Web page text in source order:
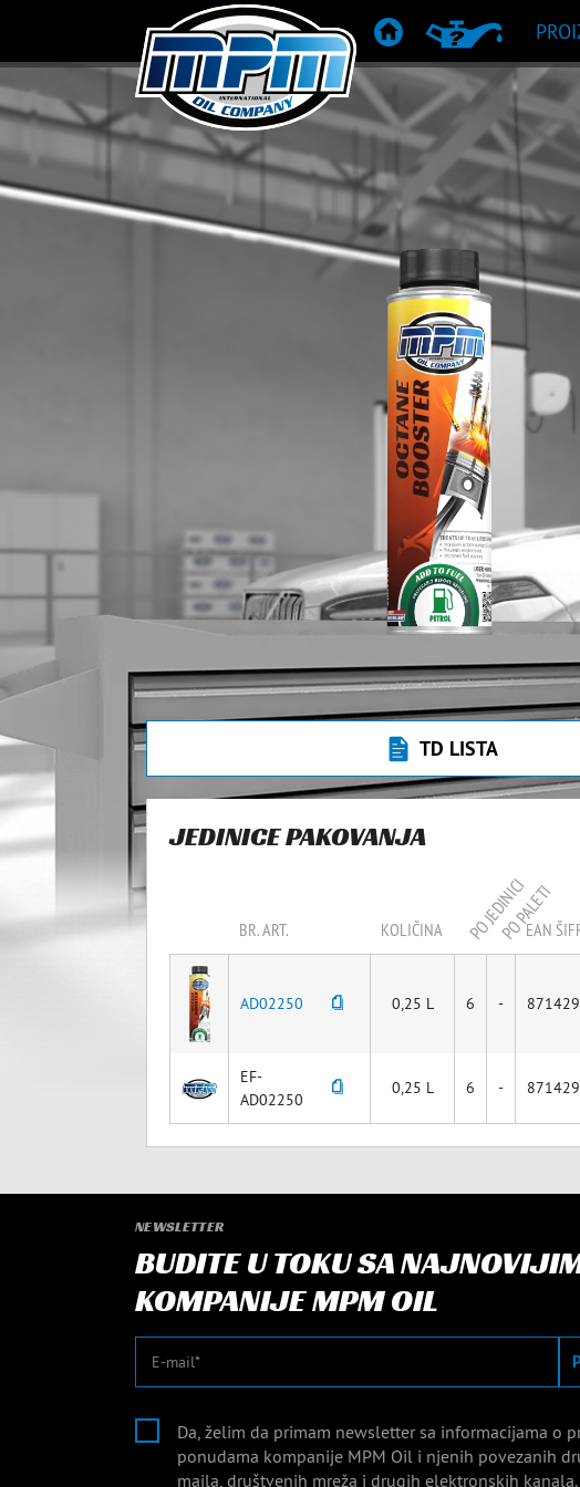
POČETNAPREPORUKA
TD LISTA
JEDINICE PAKOVANJA
BR. ART. KOLIČINA PO JEDINICI
PO PALETI
EAN
AD02250 0,25 L 6 -
EF-
AD02250
0,25 L 6 -
NEWSLETTER
BUDITE U TOKU SA
KOMPANIJE MPM OIL
E-mail
Da, želim da primam newsletter sa informacijama o
ponudama kompanije MPM Oil i njenih povezanih
maila, društvenih mreža i drugih elektronskih kanala.